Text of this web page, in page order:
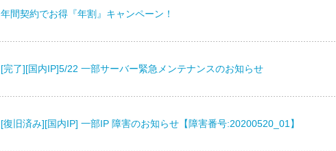
年間契約でお得『年割』キャンペーン！
[完了][国内IP]5/22 一部サーバー緊急メンテナンスのお知らせ
[復旧済み][国内IP] 一部IP 障害のお知らせ【障害番号:20200520_01】